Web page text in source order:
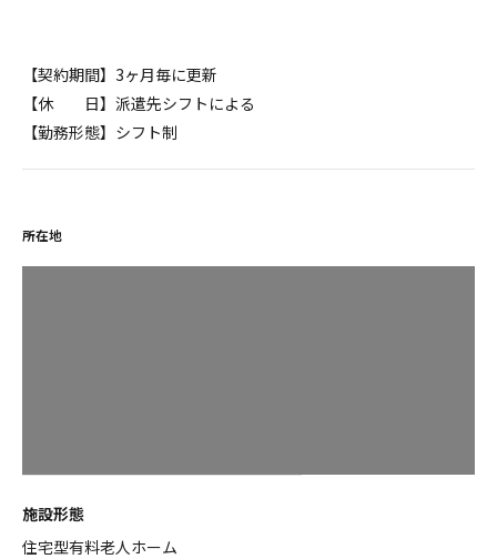
【契約期間】3ヶ月毎に更新
【休 日】派遣先シフトによる
【勤務形態】シフト制
所在地
施設形態
住宅型有料老人ホーム